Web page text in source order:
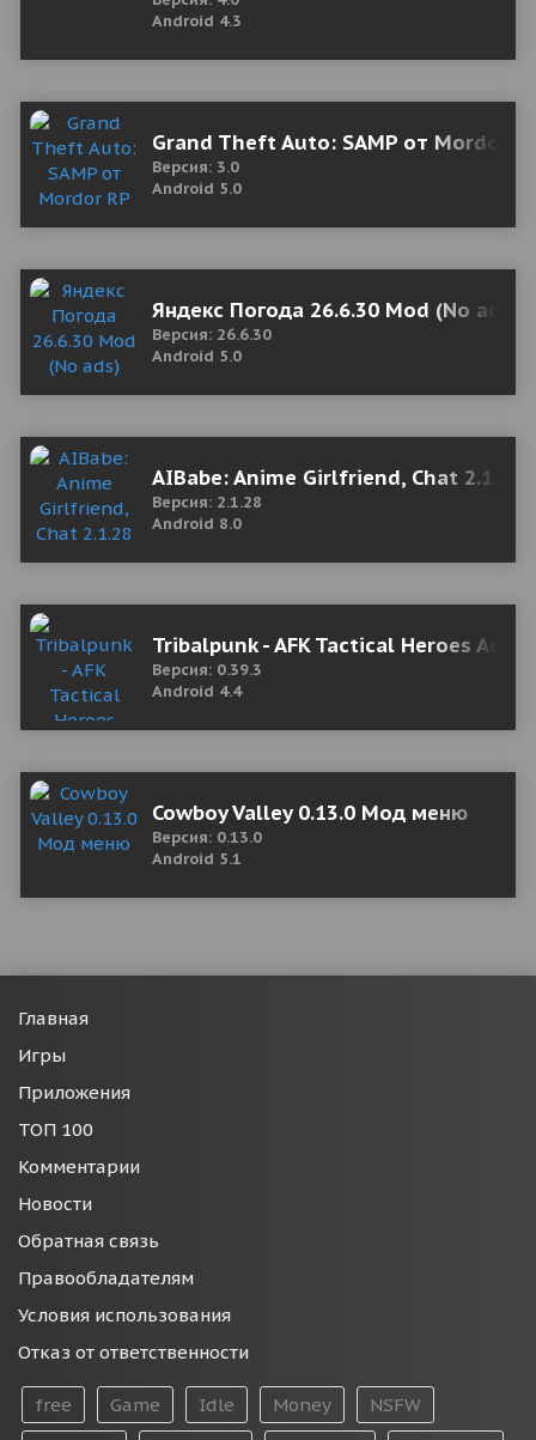
Android 4.3
Grand Theft Auto: SAMP от Mordor
Версия: 3.0
Android 5.0
Яндекс Погода 26.6.30 Mod (No ads)
Версия: 26.6.30
Android 5.0
AIBabe: Anime Girlfriend, Chat 2.1.28
Версия: 2.1.28
Android 8.0
Tribalpunk - AFK Tactical Heroes
Версия: 0.39.3
Android 4.4
Cowboy Valley 0.13.0 Мод меню
Версия: 0.13.0
Android 5.1
Главная
Игры
Приложения
ТОП 100
Комментарии
Новости
Обратная связь
Правообладателям
Условия использования
Отказ от ответственности
free Game Idle Money
NSFW